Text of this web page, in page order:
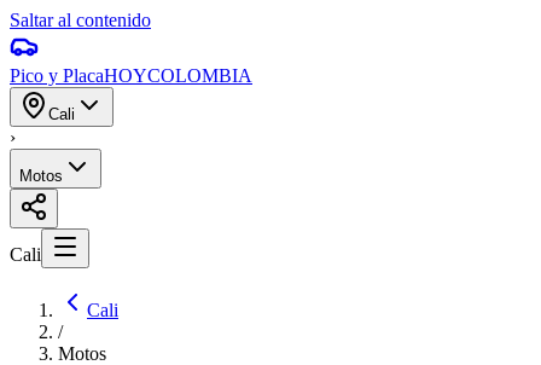
Saltar al contenido
Pico y PlacaHOYCOLOMBIA
Cali
›
Motos
Cali
Cali
/
Motos